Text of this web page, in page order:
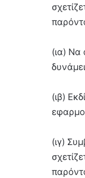
(ια) Να
(ιβ)
(ιγ)